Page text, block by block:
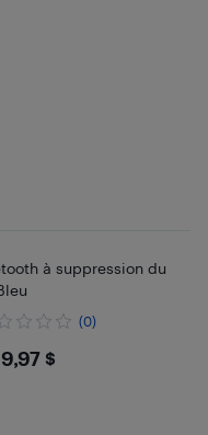
à suppression du
(0)
$